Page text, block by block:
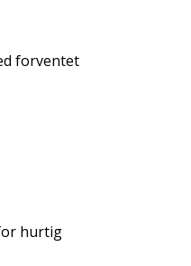
forventet
hurtig